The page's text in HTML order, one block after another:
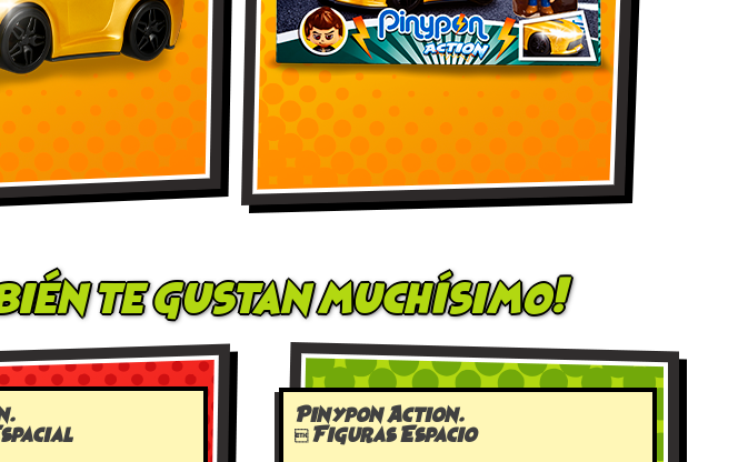
te gustan muchísimo!
Pinypon Action.
 Figuras Espacio